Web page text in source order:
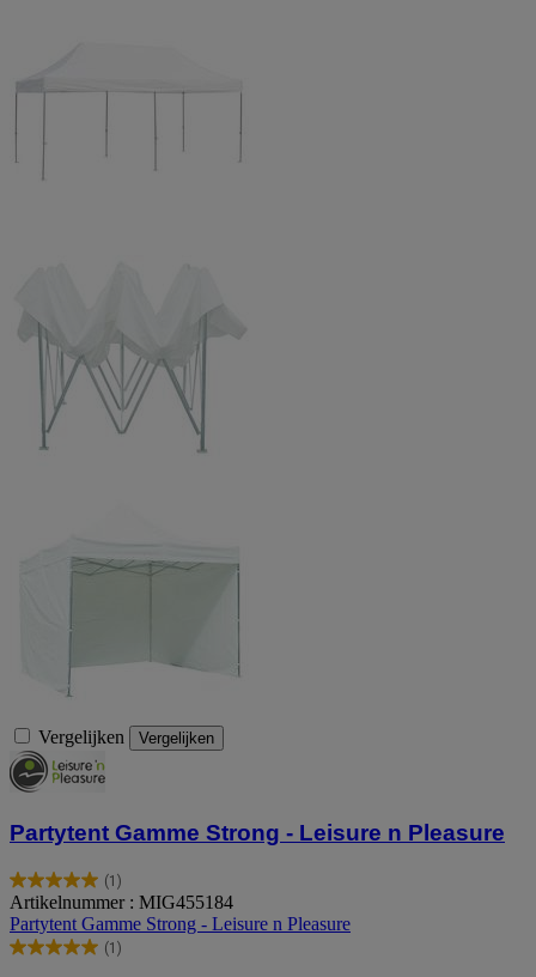
Vergelijken Vergelijken
Partytent Gamme Strong - Leisure n Pleasure
(1)
5.0
van
de
5
Artikelnummer : MIG455184
Partytent Gamme Strong - Leisure n Pleasure
(1)
5.0